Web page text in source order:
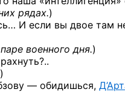
рядах.)
И если вы двое там
военного дня.)
)
— обидишься,